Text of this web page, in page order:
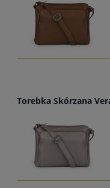
Torebka Skórzana